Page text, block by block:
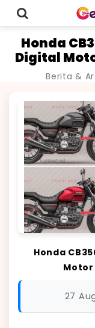
Honda
Digital
Berita &
Honda
27